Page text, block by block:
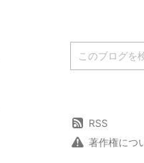
RSS
著作権につ